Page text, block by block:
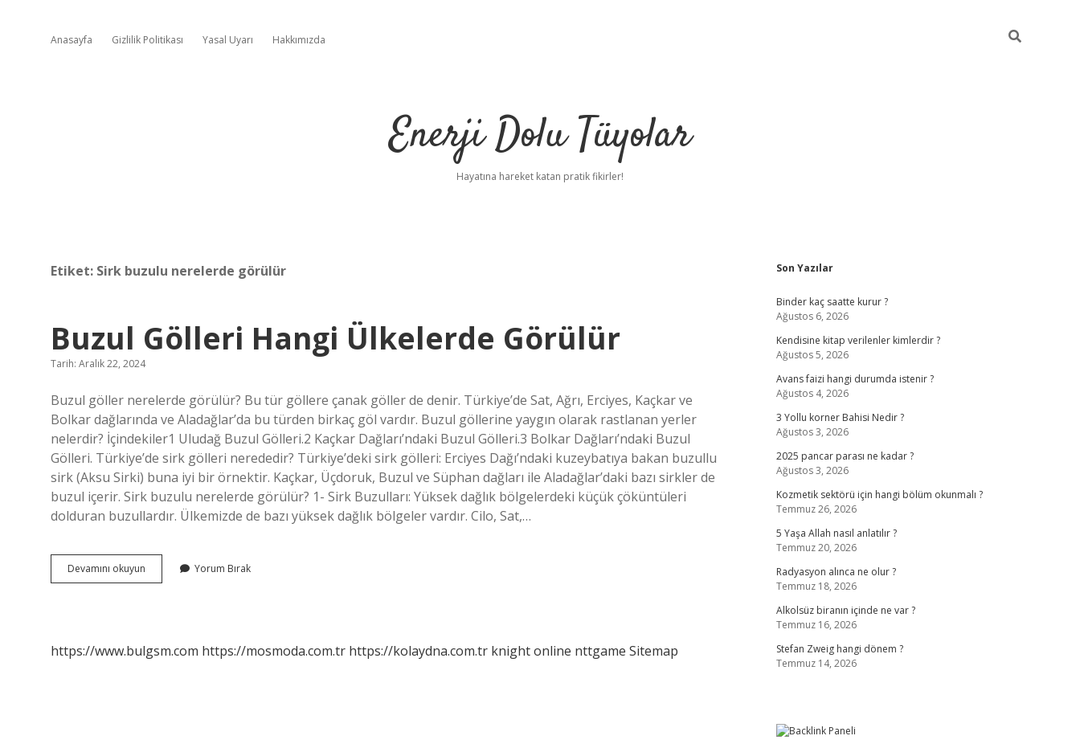
Anasayfa Gizlilik Politikası Yasal Uyarı Hakkımızda
Enerji Dolu Tüyolar
Hayatına hareket katan pratik fikirler!
Etiket: Sirk buzulu nerelerde görülür
Buzul Gölleri Hangi Ülkelerde Görülür
Tarih: Aralık 22, 2024
Buzul göller nerelerde görülür? Bu tür göllere çanak göller de denir. Türkiye’de Sat, Ağrı, Erciyes, Kaçkar ve
Bolkar dağlarında ve Aladağlar’da bu türden birkaç göl vardır. Buzul göllerine yaygın olarak rastlanan yerler
nelerdir? İçindekiler1 Uludağ Buzul Gölleri.2 Kaçkar Dağları’ndaki Buzul Gölleri.3 Bolkar Dağları’ndaki Buzul
Gölleri. Türkiye’de sirk gölleri nerededir? Türkiye’deki sirk gölleri: Erciyes Dağı’ndaki kuzeybatıya bakan buzullu
sirk (Aksu Sirki) buna iyi bir örnektir. Kaçkar, Üçdoruk, Buzul ve Süphan dağları ile Aladağlar’daki bazı sirkler de
buzul içerir. Sirk buzulu nerelerde görülür? 1- Sirk Buzulları: Yüksek dağlık bölgelerdeki küçük çöküntüleri
dolduran buzullardır. Ülkemizde de bazı yüksek dağlık bölgeler vardır. Cilo, Sat,…
Devamını okuyun
Gölleri
Yorum Bırak
https://www.bulgsm.com https://mosmoda.com.tr https://kolaydna.com.tr knight online nttgame Sitemap
Sidebar
Son Yazılar
Binder kaç saatte kurur ?
Ağustos 6, 2026
Kendisine kitap verilenler kimlerdir ?
Ağustos 5, 2026
Avans faizi hangi durumda istenir ?
Ağustos 4, 2026
3 Yollu korner Bahisi Nedir ?
Ağustos 3, 2026
2025 pancar parası ne kadar ?
Ağustos 3, 2026
Kozmetik sektörü için hangi bölüm okunmalı ?
Temmuz 26, 2026
5 Yaşa Allah nasıl anlatılır ?
Temmuz 20, 2026
Radyasyon alınca ne olur ?
Temmuz 18, 2026
Alkolsüz biranın içinde ne var ?
Temmuz 16, 2026
Stefan Zweig hangi dönem ?
Temmuz 14, 2026
ilbet güncel giriş adresi